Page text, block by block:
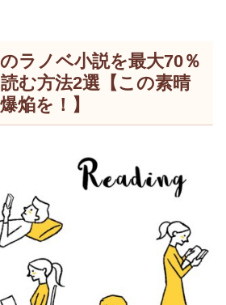
ラノベ小説を最大70％
む方法2選【この素晴
焔を！】